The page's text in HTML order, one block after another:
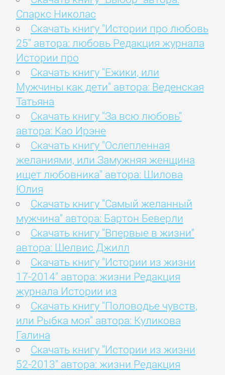
Спаркс Николас
Скачать книгу "Истории про любовь
25" автора: любовь Редакция журнала
Истории про
Скачать книгу "Ежики, или
Мужчины как дети" автора: Веденская
Татьяна
Скачать книгу "За всю любовь"
автора: Као Ирэне
Скачать книгу "Ослепленная
желаниями, или Замужняя женщина
ищет любовника" автора: Шилова
Юлия
Скачать книгу "Самый желанный
мужчина" автора: Бартон Беверли
Скачать книгу "Впервые в жизни"
автора: Шелвис Джилл
Скачать книгу "Истории из жизни
17-2014" автора: жизни Редакция
журнала Истории из
Скачать книгу "Половодье чувств,
или Рыбка моя" автора: Куликова
Галина
Скачать книгу "Истории из жизни
52-2013" автора: жизни Редакция